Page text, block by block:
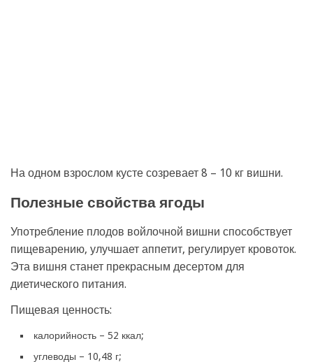
На одном взрослом кусте созревает 8 – 10 кг вишни.
Полезные свойства ягоды
Употребление плодов войлочной вишни способствует
пищеварению, улучшает аппетит, регулирует кровоток.
Эта вишня станет прекрасным десертом для
диетического питания.
Пищевая ценность:
калорийность – 52 ккал;
углеводы – 10,48 г;